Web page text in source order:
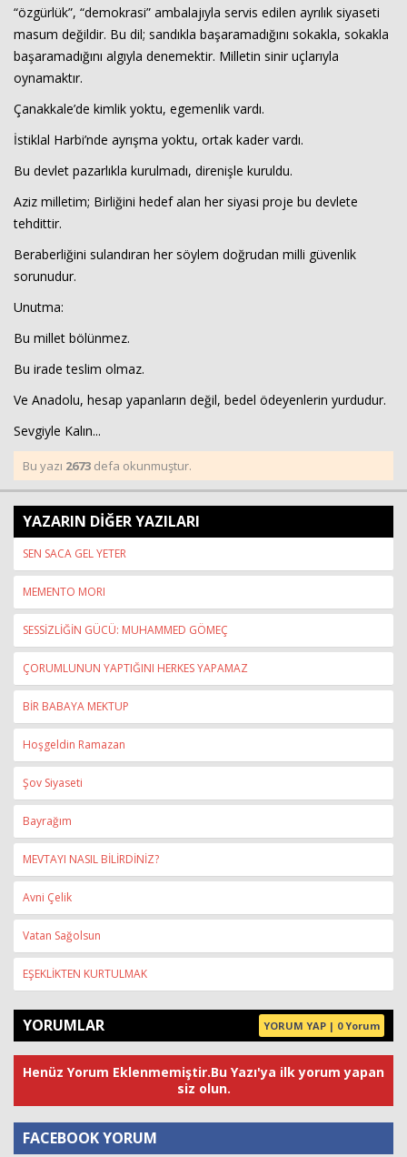
“özgürlük”, “demokrasi” ambalajıyla servis edilen ayrılık siyaseti
masum değildir. Bu dil; sandıkla başaramadığını sokakla, sokakla
başaramadığını algıyla denemektir. Milletin sinir uçlarıyla
oynamaktır.
Çanakkale’de kimlik yoktu, egemenlik vardı.
İstiklal Harbi’nde ayrışma yoktu, ortak kader vardı.
Bu devlet pazarlıkla kurulmadı, direnişle kuruldu.
Aziz milletim; Birliğini hedef alan her siyasi proje bu devlete
tehdittir.
Beraberliğini sulandıran her söylem doğrudan milli güvenlik
sorunudur.
Unutma:
Bu millet bölünmez.
Bu irade teslim olmaz.
Ve Anadolu, hesap yapanların değil, bedel ödeyenlerin yurdudur.
Sevgiyle Kalın...
Bu yazı 2673 defa okunmuştur.
YAZARIN DİĞER YAZILARI
SEN SACA GEL YETER
MEMENTO MORI
SESSİZLİĞİN GÜCÜ: MUHAMMED GÖMEÇ
ÇORUMLUNUN YAPTIĞINI HERKES YAPAMAZ
BİR BABAYA MEKTUP
Hoşgeldin Ramazan
Şov Siyaseti
Bayrağım
MEVTAYI NASIL BİLİRDİNİZ?
Avni Çelik
Vatan Sağolsun
EŞEKLİKTEN KURTULMAK
YORUMLAR YORUM YAP | 0 Yorum
Henüz Yorum Eklenmemiştir.Bu Yazı'ya ilk yorum yapan
siz olun.
FACEBOOK YORUM